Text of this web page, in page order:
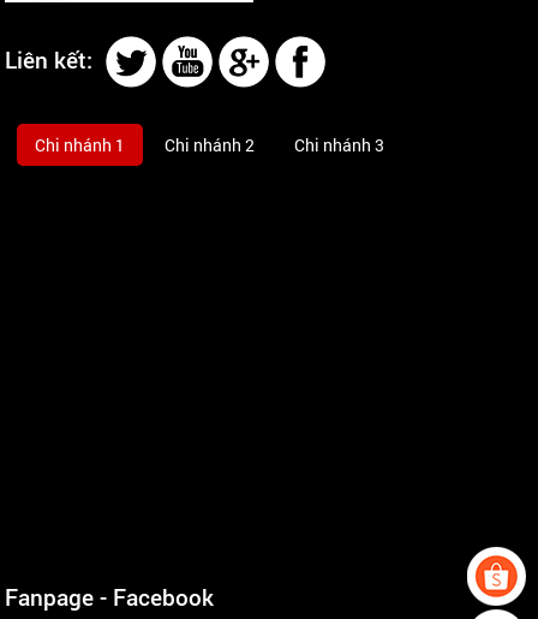
Liên kết:
Chi nhánh 1 Chi nhánh 2 Chi nhánh 3
Fanpage - Facebook